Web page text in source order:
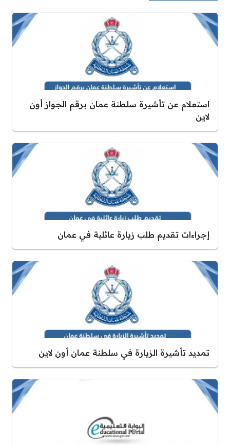
استعلام عن تأشيرة سلطنة عمان برقم الجواز أون
لاين
إجراءات تقديم طلب زيارة عائلية في عمان
تمديد تأشيرة الزيارة في سلطنة عمان أون لاين